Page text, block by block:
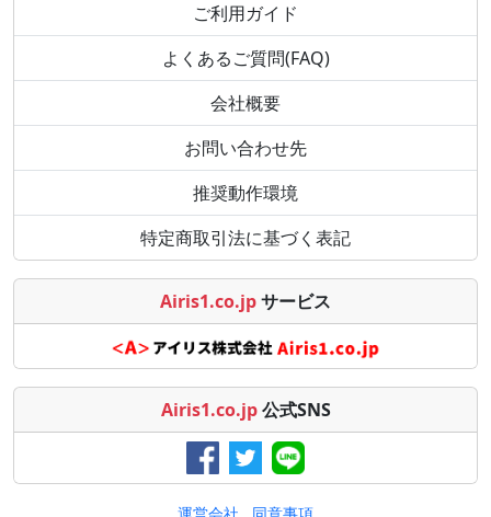
ご利用ガイド
よくあるご質問(FAQ)
会社概要
お問い合わせ先
推奨動作環境
特定商取引法に基づく表記
Airis1.co.jpサービス
Airis1.co.jp 公式SNS